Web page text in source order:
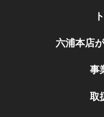
六浦本店
事
取